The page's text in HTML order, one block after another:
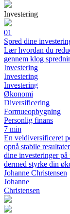
Investering
01
Spred dine
Lær hvordan du
gennem klog
Investering
Investering
Investering
Økonomi
Diversificering
Formueopbygning
Personlig finans
7 min
En veldiversificeret
opnå stabile
dine investeringer
dermed styrke din
Johanne Christensen
Johanne
Christensen